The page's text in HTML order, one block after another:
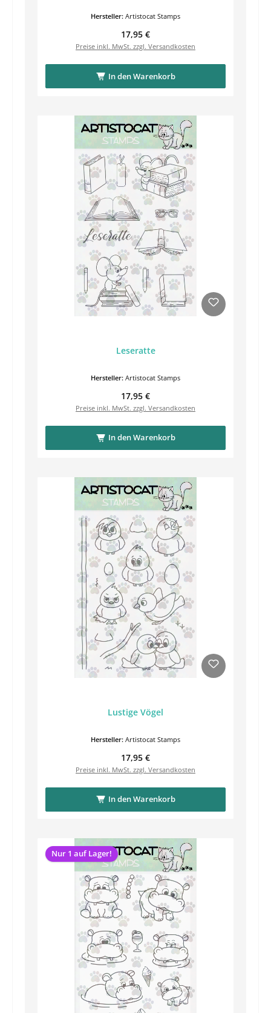
Hersteller: Artistocat Stamps
Regulärer Preis:
17,95 €
Preise inkl. MwSt. zzgl. Versandkosten
In den Warenkorb
Leseratte
Hersteller: Artistocat Stamps
Regulärer Preis:
17,95 €
Preise inkl. MwSt. zzgl. Versandkosten
In den Warenkorb
Lustige Vögel
Hersteller: Artistocat Stamps
Regulärer Preis:
17,95 €
Preise inkl. MwSt. zzgl. Versandkosten
In den Warenkorb
Nur 1 auf Lager!